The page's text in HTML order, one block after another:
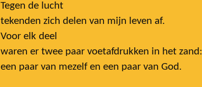
Tegen de lucht
tekenden zich delen van mijn leven af.
Voor elk deel
waren er twee paar voetafdrukken in het zand:
een paar van mezelf en een paar van God.